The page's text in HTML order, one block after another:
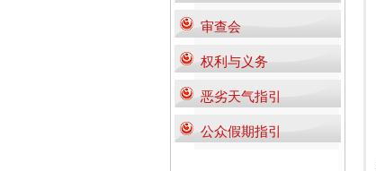
审查会
权利与义务
恶劣天气指引
公众假期指引